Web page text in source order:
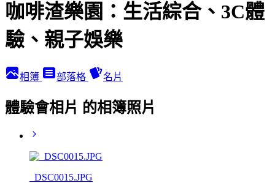
咖啡渣樂園：生活綜合、3C體
驗、親子娛樂
相簿 部落格 名片
體驗會相片 的相簿照片
_DSC0015.JPG